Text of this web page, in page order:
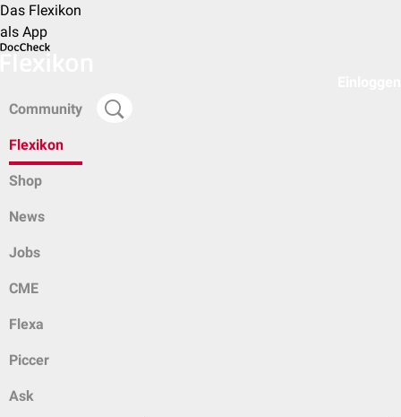
Das Flexikon
als App
Community
Flexikon
Shop
News
Jobs
CME
Flexa
Piccer
Ask